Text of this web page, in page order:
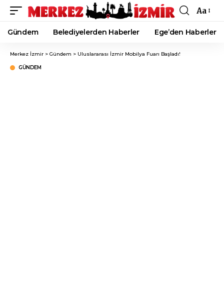
Font
Resizer
Aa
Gündem Belediyelerden Haberler Ege’den Haberler
Merkez İzmir > Gündem > Uluslararası İzmir Mobilya Fuarı Başladı!
GÜNDEM